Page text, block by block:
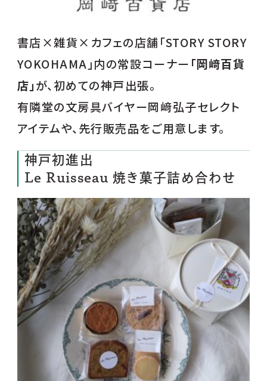
書店×雑貨×カフェの店舗「STORY STORY
YOKOHAMA」内の常設コーナー 「岡﨑百貨
店」が、初めての神戸出張。
有隣堂の文房具バイヤー岡﨑弘子セレクト
アイテムや、先行販売品をご用意します。
神戸初進出
Le Ruisseau 焼き菓子詰め合わせ